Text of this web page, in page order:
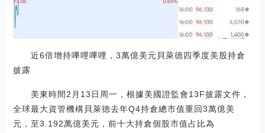
近6倍增持嗶哩嗶哩，3萬億美元貝萊德四季度美股持倉
披露
美東時間2月13日周一，根據美國證監會13F披露文件，
全球最大資管機構貝萊德去年Q4持倉總市值重回3萬億美
元，至3.192萬億美元，前十大持倉個股市值占比為